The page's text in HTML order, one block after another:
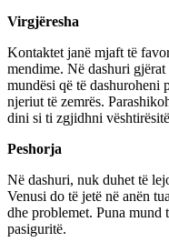
Virgjëresha
Kontaktet janë mjaft të
mendime. Në dashuri
mundësi që të dashuroheni
njeriut të zemrës.
dini si ti zgjidhni
Peshorja
Në dashuri, nuk duhet të
Venusi do të jetë në anën
dhe problemet. Puna mund
pasiguritë.